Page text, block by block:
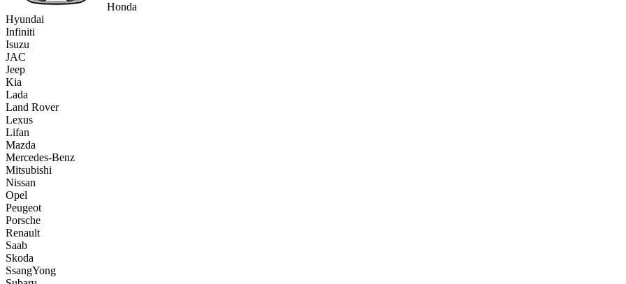
Honda
Hyundai
Infiniti
Isuzu
JAC
Jeep
Kia
Lada
Land Rover
Lexus
Lifan
Mazda
Mercedes-Benz
Mitsubishi
Nissan
Opel
Peugeot
Porsche
Renault
Saab
Skoda
SsangYong